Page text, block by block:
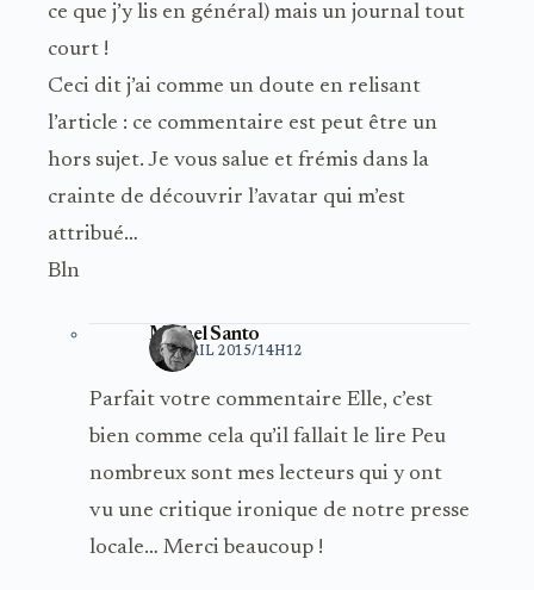
ce que j’y lis en général) mais un journal tout
court !
Ceci dit j’ai comme un doute en relisant
l’article : ce commentaire est peut être un
hors sujet. Je vous salue et frémis dans la
crainte de découvrir l’avatar qui m’est
attribué…
Bln
Michel Santo
10 AVRIL 2015/14H12
Parfait votre commentaire Elle, c’est
bien comme cela qu’il fallait le lire Peu
nombreux sont mes lecteurs qui y ont
vu une critique ironique de notre presse
locale… Merci beaucoup !